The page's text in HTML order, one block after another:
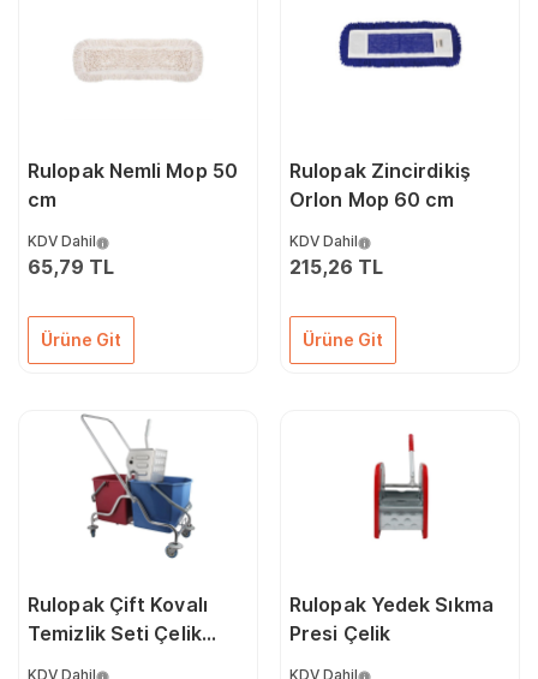
Rulopak Nemli Mop 50
cm
KDV Dahil
65,79 TL
Ürüne Git
Rulopak Zincirdikiş
Orlon Mop 60 cm
KDV Dahil
215,26 TL
Ürüne Git
Rulopak Çift Kovalı
Temizlik Seti Çelik
KDV Dahil
Rulopak Yedek Sıkma
Presi Çelik
KDV Dahil